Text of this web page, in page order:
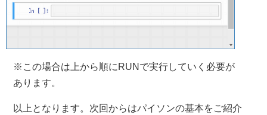
※この場合は上から順にRUNで実行していく必要が
あります。
以上となります。次回からはパイソンの基本をご紹介